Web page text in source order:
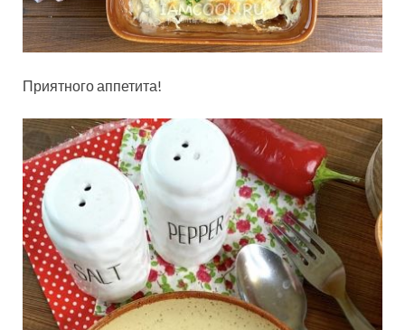
Приятного аппетита!